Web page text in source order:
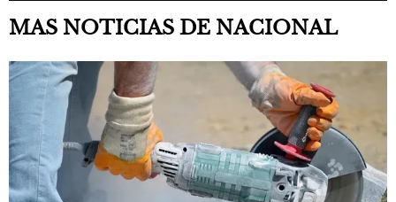
MAS NOTICIAS DE NACIONAL